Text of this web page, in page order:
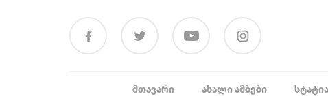
ᲛᲗᲐᲕᲐᲠᲘ ᲐᲮᲐᲚᲘ ᲐᲛᲑᲔᲑᲘ ᲡᲢᲐᲢᲘᲐ